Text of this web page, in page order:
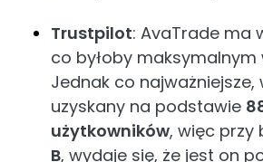
Trustpilot: AvaTrade ma
co byłoby maksymalnym
Jednak co najważniejsze,
uzyskany na podstawie
użytkowników, więc przy
B, wydaje się, że jest on